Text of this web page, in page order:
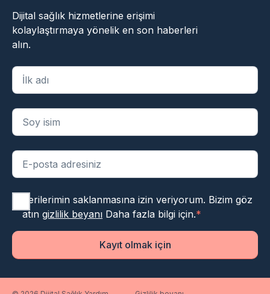
Dijital sağlık hizmetlerine erişimi
kolaylaştırmaya yönelik en son haberleri
alın.
"*" zorunlu alanları belirtir
Verilerimin saklanmasına izin veriyorum. Bizim göz
atıngizlilik beyanı Daha fazla bilgi için.*
Kayıt olmak için